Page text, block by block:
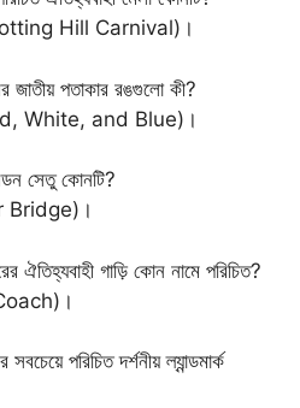
(Notting Hill Carnival)।
জাতীয় পতাকার রঙগুলো কী?
White, and Blue)।
সেতু কোনটি?
Bridge)।
ঐতিহ্যবাহী গাড়ি কোন নামে পরিচিত?
পরিচিত দর্শনীয় ল্যান্ডমার্ক